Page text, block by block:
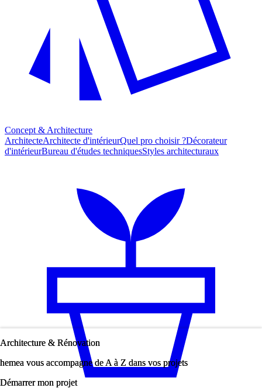
Concept & Architecture
ArchitecteArchitecte d'intérieurQuel pro choisir ?Décorateur
d'intérieurBureau d'études techniquesStyles architecturaux
Architecture & Rénovation
hemea vous accompagne de A à Z dans vos projets
Démarrer mon projet
Architecture & Rénovation
hemea vous accompagne de A à Z dans vos projets
Démarrer mon projet